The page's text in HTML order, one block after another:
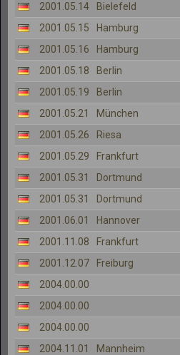
2001.05.14
Bielefeld
2001.05.15
Hamburg
2001.05.16
Hamburg
2001.05.18
Berlin
2001.05.19
Berlin
2001.05.21
München
2001.05.26
Riesa
2001.05.29
Frankfurt
2001.05.31
Dortmund
2001.05.31
Dortmund
2001.06.01
Hannover
2001.11.08
Frankfurt
2001.12.07
Freiburg
2004.00.00
2004.00.00
2004.00.00
2004.11.01
Mannheim